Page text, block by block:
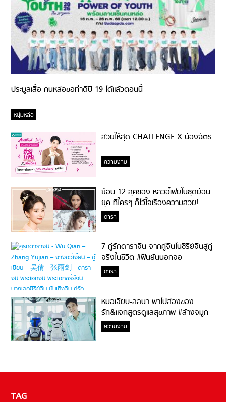
ประมูลเสื้อ คนหล่อขอทำดีปี 19 ได้แล้วตอนนี้
หนุ่มหล่อ
สวยให้สุด CHALLENGE X น้องฉัตร
ความงาม
ย้อน 12 ลุคของ หลิวอี้เฟยในชุดย้อน
ยุค ที่ใครๆ ก็ไว้ใจเรื่องความสวย!
ดารา
7 คู่รักดาราจีน จากคู่จิ้นในซีรี่ย์จีนสู่คู่
จริงในชีวิต #ฟินยันนอกจอ
ดารา
หมอเจี๊ยบ-ลลนา พาไปส่องของ
รัก&แจกสูตรดูแลสุขภาพ #ล้างจมูก
ไม่ยากจะสอนให้
ความงาม
TAG